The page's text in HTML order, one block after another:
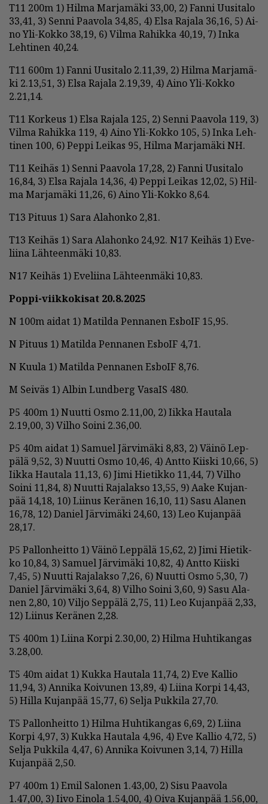
T11 200m 1) Hil­ma Mar­ja­mä­ki 33,00, 2) Fan­ni Uu­si­ta­lo
33,41, 3) Sen­ni Paa­vo­la 34,85, 4) El­sa Ra­ja­la 36,16, 5) Ai­
no Yli-Kok­ko 38,19, 6) Vil­ma Ra­hik­ka 40,19, 7) In­ka
Leh­ti­nen 40,24.
T11 600m 1) Fan­ni Uu­si­ta­lo 2.11,39, 2) Hil­ma Mar­ja­mä­
ki 2.13,51, 3) El­sa Ra­ja­la 2.19,39, 4) Ai­no Yli-Kok­ko
2.21,14.
T11 Kor­keus 1) El­sa Ra­ja­la 125, 2) Sen­ni Paa­vo­la 119, 3)
Vil­ma Ra­hik­ka 119, 4) Ai­no Yli-Kok­ko 105, 5) In­ka Leh­
ti­nen 100, 6) Pep­pi Lei­kas 95, Hil­ma Mar­ja­mä­ki NH.
T11 Kei­häs 1) Sen­ni Paa­vo­la 17,28, 2) Fan­ni Uu­si­ta­lo
16,84, 3) El­sa Ra­ja­la 14,36, 4) Pep­pi Lei­kas 12,02, 5) Hil­
ma Mar­ja­mä­ki 11,26, 6) Ai­no Yli-Kok­ko 8,64.
T13 Pi­tuus 1) Sara Ala­hon­ko 2,81.
T13 Kei­häs 1) Sara Ala­hon­ko 24,92. N17 Kei­häs 1) Eve­
lii­na Läh­teen­mä­ki 10,83.
N17 Kei­häs 1) Eve­lii­na Läh­teen­mä­ki 10,83.
Pop­pi-viik­ko­ki­sat 20.8.2025
N 100m ai­dat 1) Ma­til­da Pen­na­nen Es­boIF 15,95.
N Pi­tuus 1) Ma­til­da Pen­na­nen Es­boIF 4,71.
N Kuu­la 1) Ma­til­da Pen­na­nen Es­boIF 8,76.
M Sei­väs 1) Al­bin Lund­berg Va­saIS 480.
P5 400m 1) Nuut­ti Os­mo 2.11,00, 2) Iik­ka Hau­ta­la
2.19,00, 3) Vil­ho Soi­ni 2.36,00.
P5 40m ai­dat 1) Sa­mu­el Jär­vi­mä­ki 8,83, 2) Väi­nö Lep­
pä­lä 9,52, 3) Nuut­ti Os­mo 10,46, 4) Ant­to Kiis­ki 10,66, 5)
Iik­ka Hau­ta­la 11,13, 6) Jimi Hie­tik­ko 11,44, 7) Vil­ho
Soi­ni 11,84, 8) Nuut­ti Ra­ja­lak­so 13,55, 9) Aa­ke Ku­jan­
pää 14,18, 10) Lii­nus Ke­rä­nen 16,10, 11) Sasu Ala­nen
16,78, 12) Da­niel Jär­vi­mä­ki 24,60, 13) Leo Ku­jan­pää
28,17.
P5 Pal­lon­heit­to 1) Väi­nö Lep­pä­lä 15,62, 2) Jimi Hie­tik­
ko 10,84, 3) Sa­mu­el Jär­vi­mä­ki 10,82, 4) Ant­to Kiis­ki
7,45, 5) Nuut­ti Ra­ja­lak­so 7,26, 6) Nuut­ti Os­mo 5,30, 7)
Da­niel Jär­vi­mä­ki 3,64, 8) Vil­ho Soi­ni 3,60, 9) Sasu Ala­
nen 2,80, 10) Vil­jo Sep­pä­lä 2,75, 11) Leo Ku­jan­pää 2,33,
12) Lii­nus Ke­rä­nen 2,28.
T5 400m 1) Lii­na Kor­pi 2.30,00, 2) Hil­ma Huh­ti­kan­gas
3.28,00.
T5 40m ai­dat 1) Kuk­ka Hau­ta­la 11,74, 2) Eve Kal­lio
11,94, 3) An­ni­ka Koi­vu­nen 13,89, 4) Lii­na Kor­pi 14,43,
5) Hil­la Ku­jan­pää 15,77, 6) Sel­ja Puk­ki­la 27,70.
T5 Pal­lon­heit­to 1) Hil­ma Huh­ti­kan­gas 6,69, 2) Lii­na
Kor­pi 4,97, 3) Kuk­ka Hau­ta­la 4,96, 4) Eve Kal­lio 4,72, 5)
Sel­ja Puk­ki­la 4,47, 6) An­ni­ka Koi­vu­nen 3,14, 7) Hil­la
Ku­jan­pää 2,50.
P7 400m 1) Emil Sa­lo­nen 1.43,00, 2) Sisu Paa­vo­la
1.47,00, 3) Ii­vo Ei­no­la 1.54,00, 4) Oi­va Ku­jan­pää 1.56,00,